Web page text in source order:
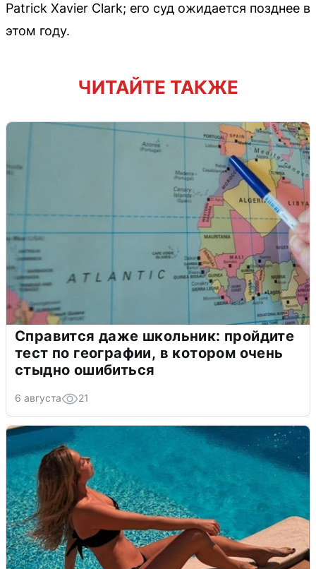
Patrick Xavier Clark; его суд ожидается позднее в
этом году.
ЧИТАЙТЕ ТАКЖЕ
Справится даже школьник: пройдите
тест по географии, в котором очень
стыдно ошибиться
6 августа 21